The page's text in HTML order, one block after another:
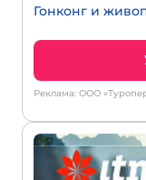
Гонконг и
Реклама: ООО